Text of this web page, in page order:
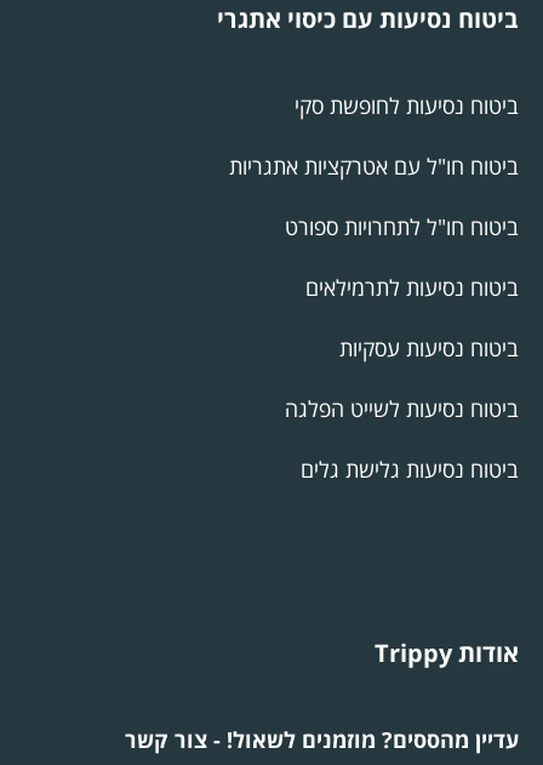
ביטוח נסיעות עם כיסוי אתגרי
ביטוח נסיעות לחופשת סקי
ביטוח חו"ל עם אטרקציות אתגריות
ביטוח חו"ל לתחרויות ספורט
ביטוח נסיעות לתרמילאים
ביטוח נסיעות עסקיות
ביטוח נסיעות לשייט הפלגה
ביטוח נסיעות גלישת גלים
אודות Trippy
עדיין מהססים? מוזמנים לשאול! - צור קשר